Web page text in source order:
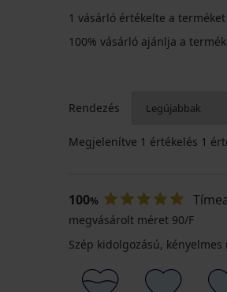
BESTSELLER
Helena
klasszikus
magasabb
szabású
női
alsó
melltartó
kapocs
Ft
2 800
Ft
kód
BRA20
klasszikus
női
6 790
Ft
akció
3+1
INGYEN
melltartó
hosszabbító
2 080
Ft
kód
BRA20
1 vásárló értékelte a terméket
100% vásárló ajánlja a
Rendezés
Megjelenítve 1 értékelés 1
100%
megvásárolt méret 90/F
Szép kidolgozású,